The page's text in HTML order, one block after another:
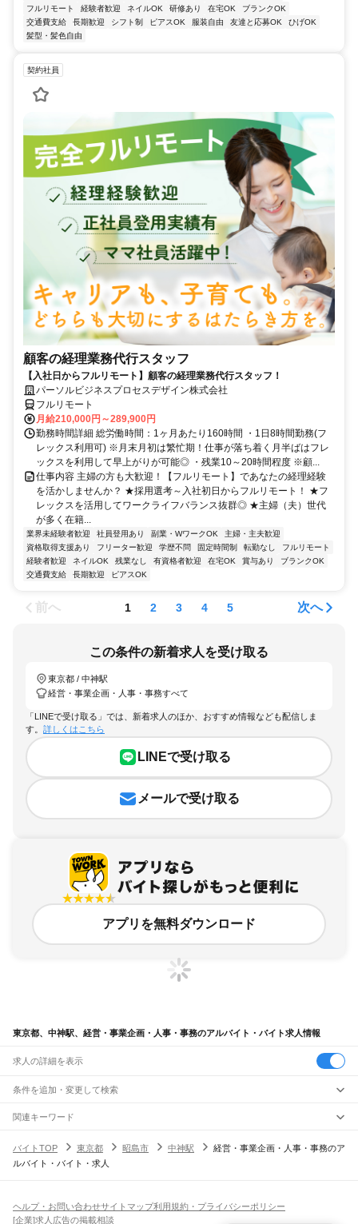
フルリモート
経験者歓迎 ネイルOK 研修あり 在宅OK
ブランクOK
交通費支給
長期歓迎 シフト制 ピアスOK 服装自由 友達と応募OK
ひげOK
髪型・髪色自由
契約社員
顧客の経理業務代行スタッフ
【入社日からフルリモート】顧客の経理業務代行スタッフ！
パーソルビジネスプロセスデザイン株式会社
フルリモート
月給210,000円～289,900円
勤務時間詳細 総労働時間：1ヶ月あたり160時間 ・1日8時間勤務(フ
レックス利用可) ※月末月初は繁忙期！仕事が落ち着く月半ばはフレ
ックスを利用して早上がりが可能◎ ・残業10～20時間程度 ※顧...
仕事内容 主婦の方も大歓迎！【フルリモート】であなたの経理経験
を活かしませんか？ ★採用選考～入社初日からフルリモート！ ★フ
レックスを活用してワークライフバランス抜群◎ ★主婦（夫）世代
が多く在籍...
業界未経験者歓迎 社員登用あり 副業・WワークOK
主婦・主夫歓迎
資格取得支援あり
フリーター歓迎 学歴不問 固定時間制 転勤なし
フルリモート
経験者歓迎
ネイルOK 残業なし 有資格者歓迎 在宅OK 賞与あり
ブランクOK
交通費支給
長期歓迎 ピアスOK
前へ 1 2 3 4 5 次へ
この条件の新着求人を受け取る
東京都 / 中神駅
経営・事業企画・人事・事務すべて
「LINEで受け取る」では、新着求人のほか、おすすめ情報なども配信しま
す。 詳しくはこちら
LINEで受け取る
メールで受け取る
アプリを無料ダウンロード
東京都、中神駅、経営・事業企画・人事・事務のアルバイト・バイト求人情報
求人の詳細を表示
条件を追加・変更して検索
市区町村を追加・変更
東京都すべて
東京23区 すべて
江戸川区
駅を追加・変更
JR山手線
大崎駅五反田駅目黒駅恵比寿駅 代々木駅
職種を追加・変更
飲食・フードサービスすべて
ホールスタッフキッチンスタッフ
人気
関連キーワード
バイトTOP
東京都 昭島市 中神駅
経営・事業企画・人事・事務のア
ルバイト・バイト・求人
ヘルプ・お問い合わせサイトマップ利用規約・プライバシーポリシー
[企業]求人広告の掲載相談